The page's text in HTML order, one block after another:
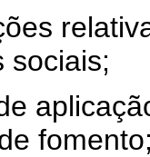
sociais;